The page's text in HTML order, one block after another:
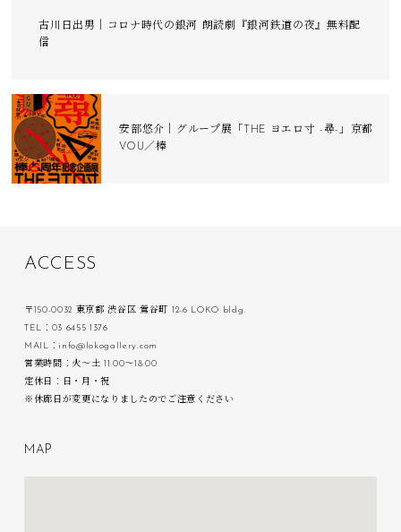
古川日出男｜コロナ時代の銀河 朗読劇『銀河鉄道の夜』無料配
信
安部悠介｜グループ展「THE ヨエロ寸 -尋-」京都
VOU／棒
ACC ESS
〒150-0032 東京都 渋谷区 鶯谷町 12-6 LOKO bldg.
TEL：03 6455 1376
MAIL：info@lokogallery.com
営業時間：火〜土 11:00〜18:00
定休日：日・月・祝
※休廊日が変更になりましたのでご注意ください
M A P